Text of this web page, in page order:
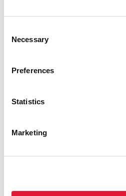
Selection
Necessary
Preferences
Statistics
Marketing
sida.
sur le VIH dans les prisons,